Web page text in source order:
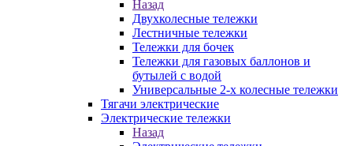
Назад
Двухколесные тележки
Лестничные тележки
Тележки для бочек
Тележки для газовых баллонов и
бутылей с водой
Универсальные 2-х колесные тележки
Тягачи электрические
Электрические тележки
Назад